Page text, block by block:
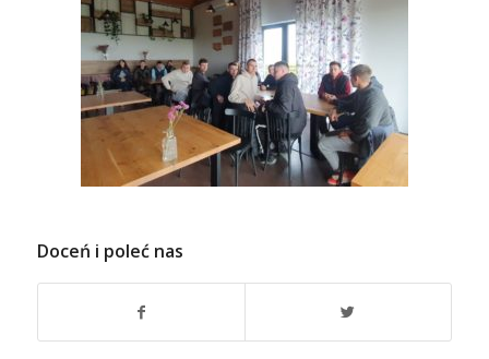
Doceń i poleć nas